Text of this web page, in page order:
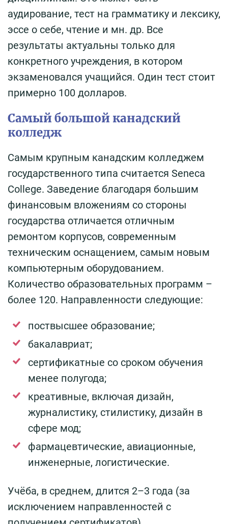
аудирование, тест на грамматику и лексику,
эссе о себе, чтение и мн. др. Все
результаты актуальны только для
конкретного учреждения, в котором
экзаменовался учащийся. Один тест стоит
примерно 100 долларов.
Самый большой канадский
колледж
Самым крупным канадским колледжем
государственного типа считается Seneca
College. Заведение благодаря большим
финансовым вложениям со стороны
государства отличается отличным
ремонтом корпусов, современным
техническим оснащением, самым новым
компьютерным оборудованием.
Количество образовательных программ –
более 120. Направленности следующие:
поствысшее образование;
бакалавриат;
сертификатные со сроком обучения
менее полугода;
креативные, включая дизайн,
журналистику, стилистику, дизайн в
сфере мод;
фармацевтические, авиационные,
инженерные, логистические.
Учёба, в среднем, длится 2–3 года (за
исключением направленностей с